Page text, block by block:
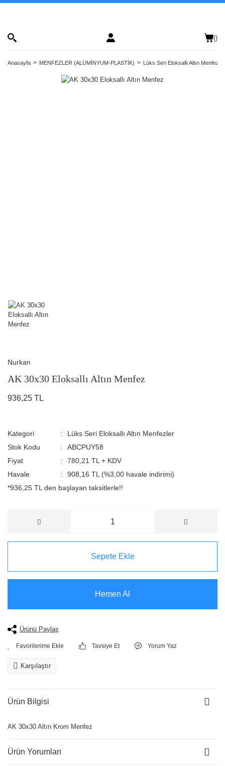
()
Anasayfa MENFEZLER (ALÜMİNYUM-PLASTİK) Lüks Seri Eloksallı Altın Menfezler
Nurkan
AK 30x30 Eloksallı Altın Menfez
936,25 TL
Kategori
Lüks Seri Eloksallı Altın Menfezler
Stok Kodu
ABCPUY58
Fiyat
780,21 TL + KDV
Havale
908,16 TL (%3,00 havale indirimi)
*936,25 TL den başlayan taksitlerle!!
Sepete Ekle
Hemen Al
Ürünü Paylaş
Tavsiye Et Yorum Yaz
Karşılaştır
Ürün Bilgisi
AK 30x30 Altın Krom Menfez
Ürün Yorumları